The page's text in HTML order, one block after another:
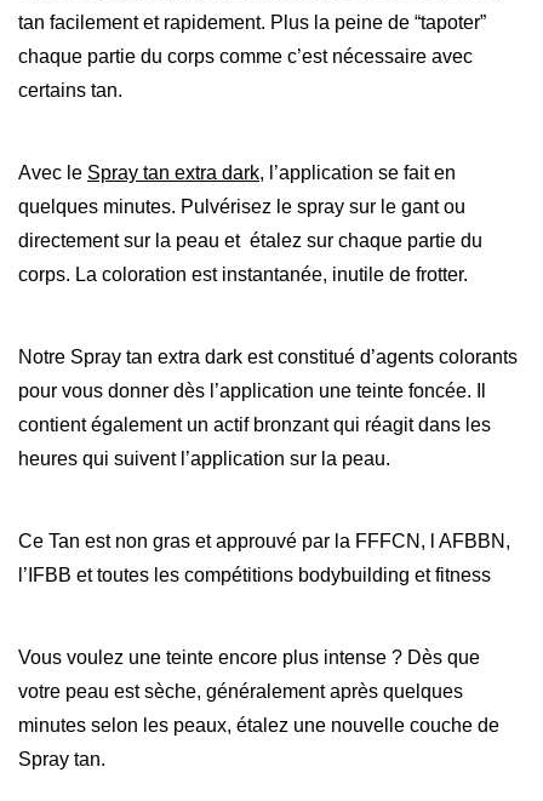
tan facilement et rapidement. Plus la peine de “tapoter”
chaque partie du corps comme c’est nécessaire avec
certains tan.
Avec le Spray tan extra dark, l’application se fait en
quelques minutes. Pulvérisez le spray sur le gant ou
directement sur la peau et étalez sur chaque partie du
corps. La coloration est instantanée, inutile de frotter.
Notre Spray tan extra dark est constitué d’agents colorants
pour vous donner dès l’application une teinte foncée. Il
contient également un actif bronzant qui réagit dans les
heures qui suivent l’application sur la peau.
Ce Tan est non gras et approuvé par la FFFCN, l AFBBN,
l’IFBB et toutes les compétitions bodybuilding et fitness
Vous voulez une teinte encore plus intense ? Dès que
votre peau est sèche, généralement après quelques
minutes selon les peaux, étalez une nouvelle couche de
Spray tan.